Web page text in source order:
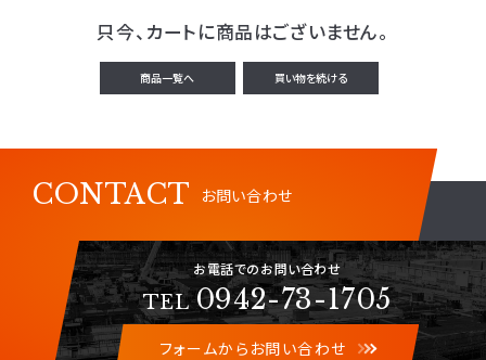
只今、カートに商品はございません。
CONTACT お問い合わせ
お電話でのお問い合わせ
TEL 0942-73-1705
フォームからお問い合わせ